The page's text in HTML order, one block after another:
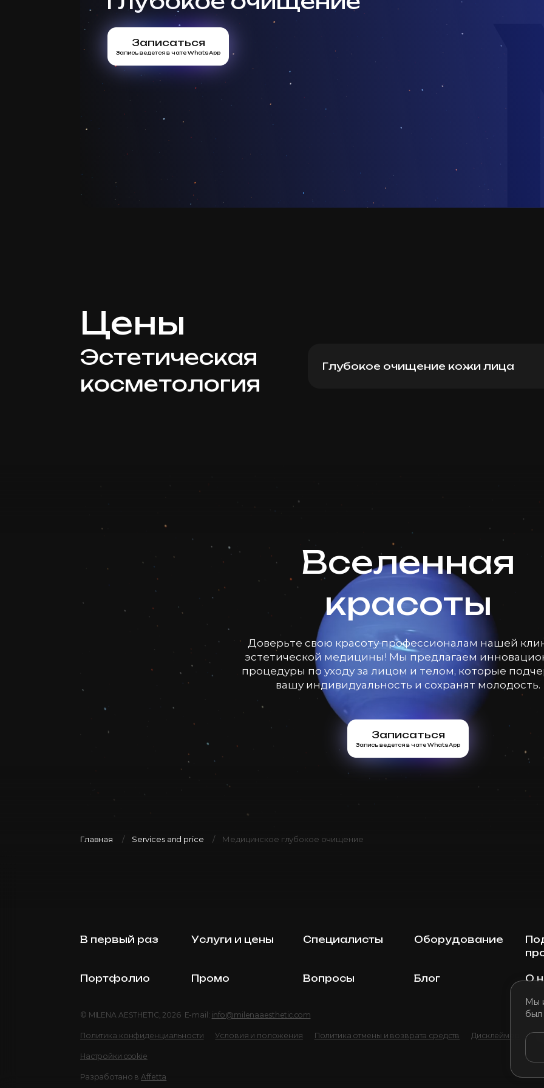
Мы
был
Записаться
Запись ведется в чате WhatsApp
Цены
Эстетическая
косметология
Глубокое очищение кожи лица
Вселенная
красоты
Доверьте свою красоту профессионалам нашей
эстетической медицины! Мы предлагаем
процедуры по уходу за лицом и телом, которые
вашу индивидуальность и сохранят молодость.
Записаться
Запись ведется в чате WhatsApp
Главная Services and price Медицинское глубокое очищение
В первый раз Услуги и цены Специалисты Оборудование
Портфолио Промо Вопросы Блог О
© MILENA AESTHETIC, 2026 E-mail: info@milenaaesthetic.com
Политика конфиденциальности Условия и положения Политика отмены и возврата средств Дисклеймер
Настройки cookie
Разработано в Affetta